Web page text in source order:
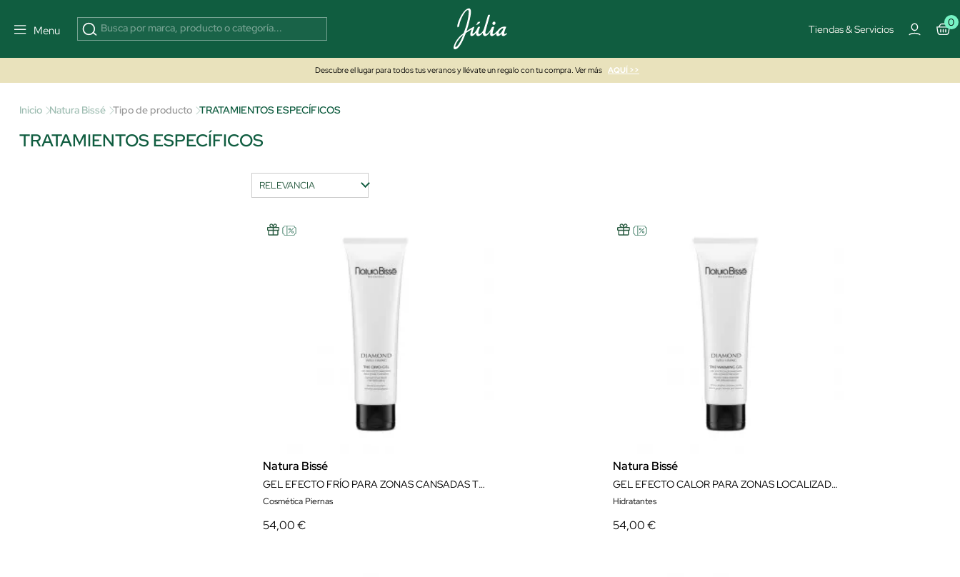
Menu Tiendas & Servicios
0
Descubre el lugar para todos tus veranos y llévate un regalo con tu compra. Ver más AQUÍ >>
Inicio Natura Bissé Tipo de producto TRATAMIENTOS ESPECÍFICOS
TRATAMIENTOS ESPECÍFICOS
Natura Bissé
GEL EFECTO FRÍO PARA ZONAS CANSADAS THE CRYO GEL 150 ML NATURA BISSÉ
Cosmética Piernas
54,00 €
Natura Bissé
GEL EFECTO CALOR PARA ZONAS LOCALIZADAS THE WARMING GEL 150 ML NATURA BISSÉ
Hidratantes
54,00 €